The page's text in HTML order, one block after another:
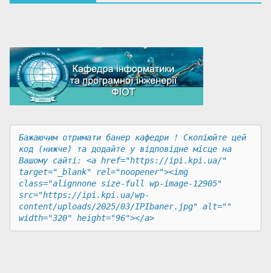
Бажаючим отримати банер кафедри ! Скопіюйте цей
код (нижче) та додайте у відповідне місце на
Вашому сайті: <a href="https://ipi.kpi.ua/"
target="_blank" rel="noopener"><img
class="alignnone size-full wp-image-12905"
src="https://ipi.kpi.ua/wp-
content/uploads/2025/03/IPIbaner.jpg" alt=""
width="320" height="96"></a>